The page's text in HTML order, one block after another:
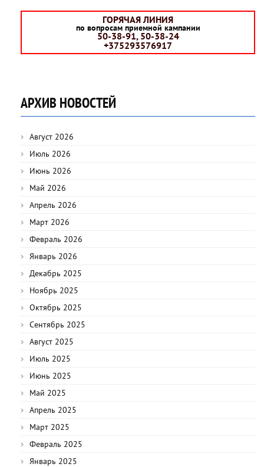
ГОРЯЧАЯ ЛИНИЯ
по вопросам приемной кампании
50-38-91, 50-38-24
+375293576917
АРХИВ НОВОСТЕЙ
Август 2026
Июль 2026
Июнь 2026
Май 2026
Апрель 2026
Март 2026
Февраль 2026
Январь 2026
Декабрь 2025
Ноябрь 2025
Октябрь 2025
Сентябрь 2025
Август 2025
Июль 2025
Июнь 2025
Май 2025
Апрель 2025
Март 2025
Февраль 2025
Январь 2025